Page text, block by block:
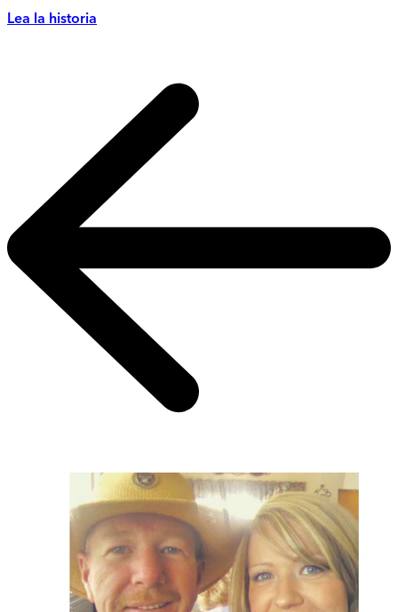
Lea la historia